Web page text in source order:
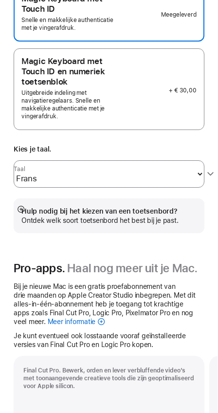
Touch ID
Snelle en makkelijke authenticatie
met je vingerafdruk.
Meegeleverd
Magic Keyboard met
Touch ID en numeriek
toetsenblok
Uitgebreide indeling met
navigatieregelaars. Snelle en
makkelijke authenticatie met je
vingerafdruk.
+ € 30,00
Kies je taal.
Taal
Hulp nodig bij het kiezen van een toetsenbord?
Ontdek welk soort toetsenbord het best bij je past.
Meer
Pro-apps. Haal nog meer uit je Mac.
Bij je nieuwe Mac is een gratis proefabonnement van
drie maanden op Apple Creator Studio inbegrepen. Met dit
alles-in-één-abonnement heb je toegang tot krachtige
apps zoals Final Cut Pro, Logic Pro, Pixelmator Pro en nog
veel meer. Meer informatie Apple
Studio
Je kunt eventueel ook losstaande vooraf geïnstalleerde
versies van Final Cut Pro en Logic Pro kopen.
Final Cut Pro. Bewerk, orden en lever verbluffende video’s
met toonaangevende creatieve tools die zijn geoptimaliseerd
voor Apple silicon.